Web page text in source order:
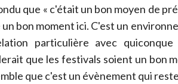
que « c'était un bon moyen de
un bon moment ici. C'est un
particulière avec
que les festivals soient un bon
que c'est un évènement qui